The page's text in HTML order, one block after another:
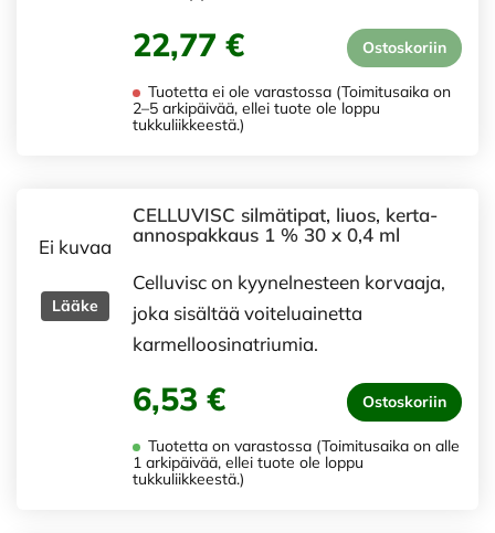
22,77 € Ostoskoriin
Tuotetta ei ole varastossa (Toimitusaika on
2–5 arkipäivää, ellei tuote ole loppu
tukkuliikkeestä.)
Ei kuvaa
Lääke
CELLUVISC silmätipat, liuos, kerta-
annospakkaus 1 % 30 x 0,4 ml
Celluvisc on kyynelnesteen korvaaja,
joka sisältää voiteluainetta
karmelloosinatriumia.
6,53 € Ostoskoriin
Tuotetta on varastossa (Toimitusaika on alle
1 arkipäivää, ellei tuote ole loppu
tukkuliikkeestä.)